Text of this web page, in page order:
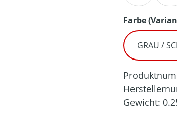
Farbe
GRAU /
Gewicht: